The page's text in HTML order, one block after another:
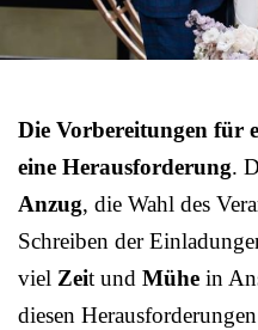
Die Vorbereitungen für
eine Herausforderung.
Anzug, die Wahl des
Schreiben der
viel Zeit und Mühe in
diesen